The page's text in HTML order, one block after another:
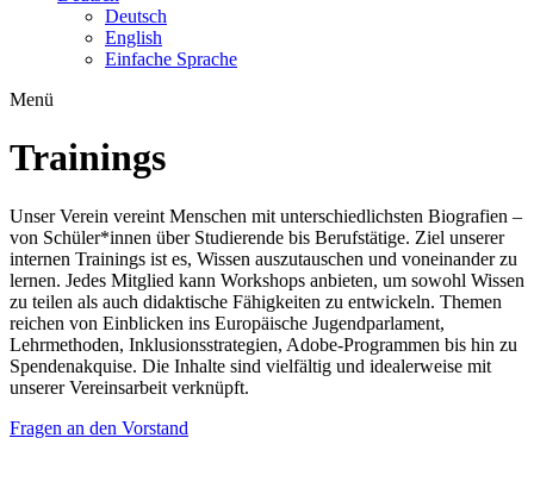
Deutsch
English
Einfache Sprache
Menü
Trainings
Unser Verein vereint Menschen mit unterschiedlichsten Biografien –
von Schüler*innen über Studierende bis Berufstätige. Ziel unserer
internen Trainings ist es, Wissen auszutauschen und voneinander zu
lernen. Jedes Mitglied kann Workshops anbieten, um sowohl Wissen
zu teilen als auch didaktische Fähigkeiten zu entwickeln. Themen
reichen von Einblicken ins Europäische Jugendparlament,
Lehrmethoden, Inklusionsstrategien, Adobe-Programmen bis hin zu
Spendenakquise. Die Inhalte sind vielfältig und idealerweise mit
unserer Vereinsarbeit verknüpft.
Fragen an den Vorstand